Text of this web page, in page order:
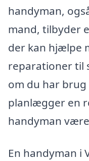
handyman,
mand, tilbyder
der kan hjælpe
reparationer til
om du har
planlægger en
handyman
En handyman i